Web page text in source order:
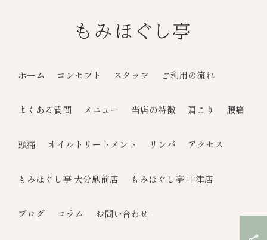
ホーム コンセプト スタッフ ご利用の流れ
よくある質問 メニュー 当店の特徴 肩こり 腰痛
頭痛 オイルトリートメント リンパ アクセス
もみほぐし亭 大分駅前店 もみほぐし亭 中津店
ブログ コラム お問い合わせ